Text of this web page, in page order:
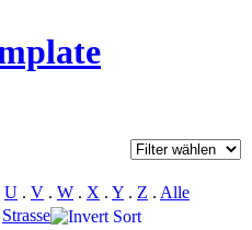
U . V . W . X . Y . Z . Alle
Strasse